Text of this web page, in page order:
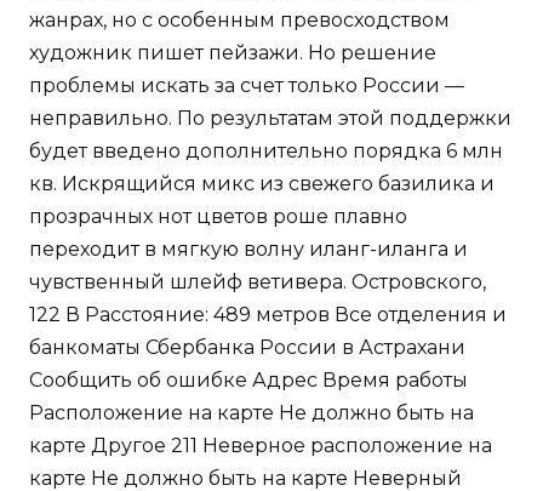
жанрах, но с особенным превосходством
художник пишет пейзажи. Но решение
проблемы искать за счет только России —
неправильно. По результатам этой поддержки
будет введено дополнительно порядка 6 млн
кв. Искрящийся микс из свежего базилика и
прозрачных нот цветов роше плавно
переходит в мягкую волну иланг-иланга и
чувственный шлейф ветивера. Островского,
122 В Расстояние: 489 метров Все отделения и
банкоматы Сбербанка России в Астрахани
Сообщить об ошибке Адрес Время работы
Расположение на карте Не должно быть на
карте Другое 211 Неверное расположение на
карте Не должно быть на карте Неверный